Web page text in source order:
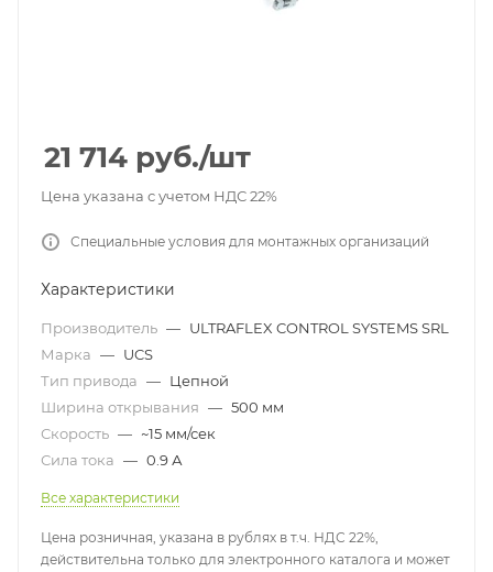
21 714 руб./шт
Цена указана с учетом НДС 22%
Специальные условия для монтажных организаций
Характеристики
Производитель — ULTRAFLEX CONTROL SYSTEMS SRL
Марка — UCS
Тип привода — Цепной
Ширина открывания — 500 мм
Скорость — ~15 мм/сек
Сила тока — 0.9 А
Все характеристики
Цена розничная, указана в рублях в т.ч. НДС 22%,
действительна только для электронного каталога и может